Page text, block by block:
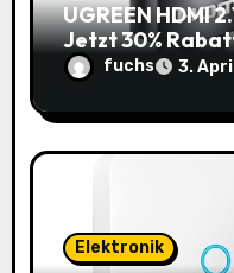
UGREEN HDMI
Jetzt 30%
10,99€
fuchs 3.
Elektronik